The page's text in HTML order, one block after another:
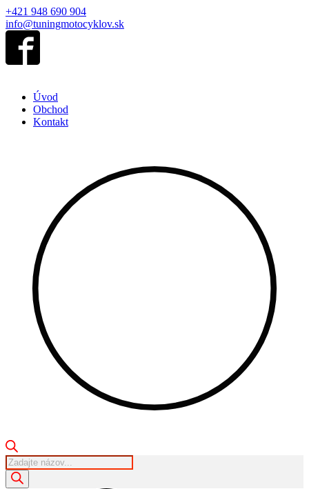
+421 948 690 904
info@tuningmotocyklov.sk
Úvod
Obchod
Kontakt
Products
search